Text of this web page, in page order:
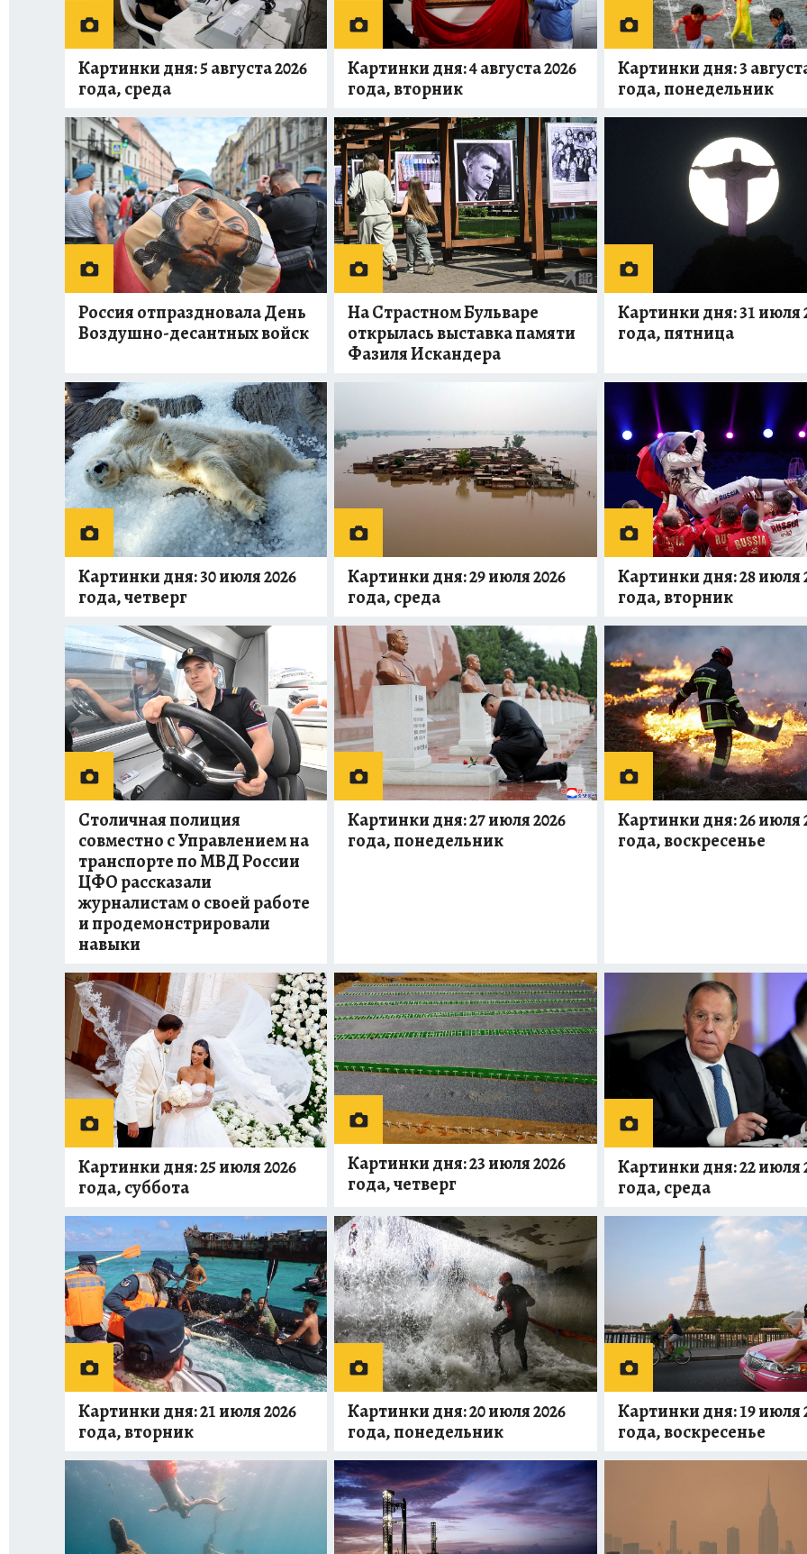
Картинки дня: 5 августа 2026
года, среда
Картинки дня: 4 августа 2026
года, вторник
Картинки дня: 3
года, понедельник
Россия отпраздновала День
Воздушно-десантных войск
На Страстном Бульваре
открылась выставка памяти
Фазиля Искандера
Картинки дня: 31 июля
года, пятница
Картинки дня: 30 июля 2026
года, четверг
Картинки дня: 29 июля 2026
года, среда
Картинки дня: 28 июля
года, вторник
Столичная полиция
совместно с Управлением на
транспорте по МВД России
ЦФО рассказали
журналистам о своей работе
и продемонстрировали
навыки
Картинки дня: 27 июля 2026
года, понедельник
Картинки дня: 26 июля
года, воскресенье
Картинки дня: 25 июля 2026
года, суббота
Картинки дня: 23 июля 2026
года, четверг
Картинки дня: 22 июля
года, среда
Картинки дня: 21 июля 2026
года, вторник
Картинки дня: 20 июля 2026
года, понедельник
Картинки дня: 19 июля
года, воскресенье